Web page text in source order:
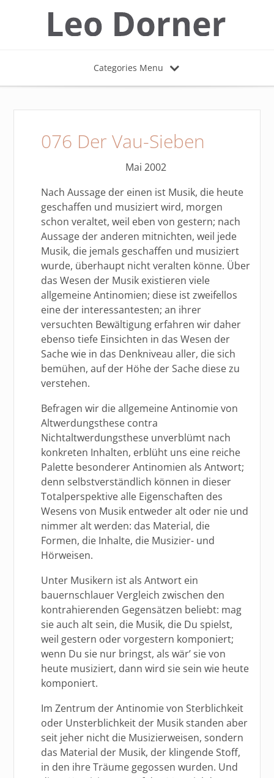
Categories Menu
076 Der Vau-Sieben
Mai 2002
Nach Aussage der einen ist Musik, die heute
geschaffen und musiziert wird, morgen
schon veraltet, weil eben von gestern; nach
Aussage der anderen mitnichten, weil jede
Musik, die jemals geschaffen und musiziert
wurde, überhaupt nicht veralten könne. Über
das Wesen der Musik existieren viele
allgemeine Antinomien; diese ist zweifellos
eine der interessantesten; an ihrer
versuchten Bewältigung erfahren wir daher
ebenso tiefe Einsichten in das Wesen der
Sache wie in das Denkniveau aller, die sich
bemühen, auf der Höhe der Sache diese zu
verstehen.
Befragen wir die allgemeine Antinomie von
Altwerdungsthese contra
Nichtaltwerdungsthese unverblümt nach
konkreten Inhalten, erblüht uns eine reiche
Palette besonderer Antinomien als Antwort;
denn selbstverständlich können in dieser
Totalperspektive alle Eigenschaften des
Wesens von Musik entweder alt oder nie und
nimmer alt werden: das Material, die
Formen, die Inhalte, die Musizier- und
Hörweisen.
Unter Musikern ist als Antwort ein
bauernschlauer Vergleich zwischen den
kontrahierenden Gegensätzen beliebt: mag
sie auch alt sein, die Musik, die Du spielst,
weil gestern oder vorgestern komponiert;
wenn Du sie nur bringst, als wär’ sie von
heute musiziert, dann wird sie sein wie heute
komponiert.
Im Zentrum der Antinomie von Sterblichkeit
oder Unsterblichkeit der Musik standen aber
seit jeher nicht die Musizierweisen, sondern
das Material der Musik, der klingende Stoff,
in den ihre Träume gegossen wurden. Und